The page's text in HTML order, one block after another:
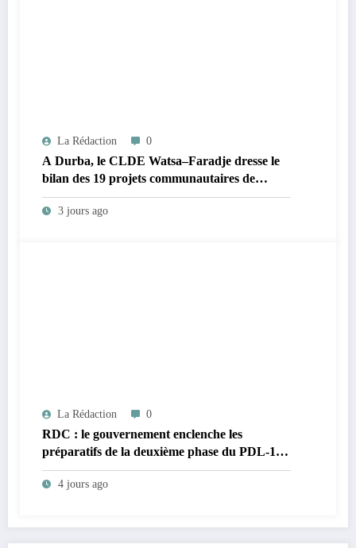
La Rédaction 0
A Durba, le CLDE Watsa–Faradje dresse le
bilan des 19 projets communautaires de
cahier de charge signé avec KGM S.A et
prépare le deuxième quinquennat
3 jours ago
La Rédaction 0
RDC : le gouvernement enclenche les
préparatifs de la deuxième phase du PDL-145
Territoires après une réunion stratégique
présidée par le ministre Doudou Fwamba
4 jours ago